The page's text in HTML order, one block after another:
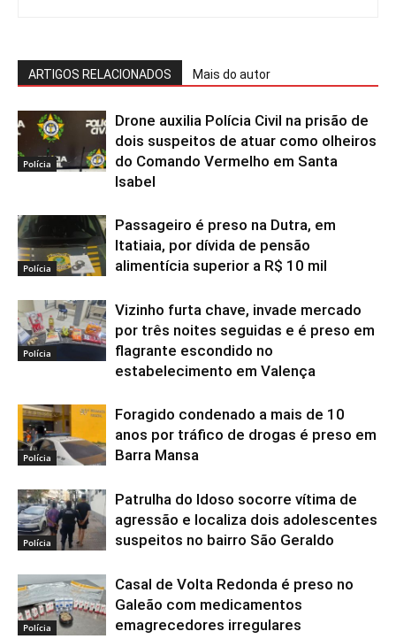
ARTIGOS RELACIONADOS Mais do autor
Polícia
Drone auxilia Polícia Civil na prisão de
dois suspeitos de atuar como olheiros
do Comando Vermelho em Santa
Isabel
Polícia
Passageiro é preso na Dutra, em
Itatiaia, por dívida de pensão
alimentícia superior a R$ 10 mil
Polícia
Vizinho furta chave, invade mercado
por três noites seguidas e é preso em
flagrante escondido no
estabelecimento em Valença
Polícia
Foragido condenado a mais de 10
anos por tráfico de drogas é preso em
Barra Mansa
Polícia
Patrulha do Idoso socorre vítima de
agressão e localiza dois adolescentes
suspeitos no bairro São Geraldo
Polícia
Casal de Volta Redonda é preso no
Galeão com medicamentos
emagrecedores irregulares